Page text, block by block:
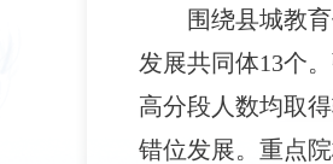
围绕县城教
发展共同体13个
高分段人数均取
错位发展。重点